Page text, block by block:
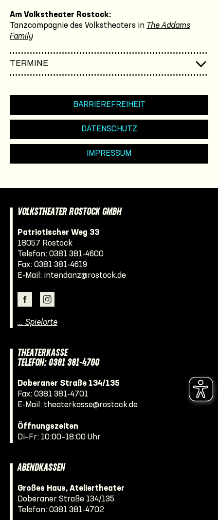
Am Volkstheater Rostock:
Tanzcompagnie des Volkstheaters in The Addams
Family
TERMINE
BARRIEREFREIHEIT
DATENSCHUTZ
IMPRESSUM
VOLKSTHEATER ROSTOCK GMBH
Patriotischer Weg 33
18057 Rostock
Telefon: 0381 381-4600
Fax: 0381 381-4619
E-Mail: intendanz@rostock.de
… Spielorte
THEATERKASSE
TELEFON: 0381 381-4700
Doberaner Straße 134/135
Fax: 0381 381-4701
E-Mail: theaterkasse@rostock.de
Öffnungszeiten
Di–Fr: 10:00–18:00 Uhr
ABENDKASSEN
Großes Haus, Ateliertheater
Doberaner Straße 134/135
Telefon: 0381 381-4702